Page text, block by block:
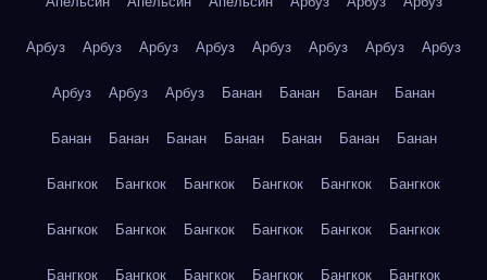
Арбуз Арбуз Арбуз Арбуз Арбуз Арбуз Арбуз Арбуз
Арбуз Арбуз Арбуз Банан Банан Банан Банан
Банан Банан Банан Банан Банан Банан Банан
Бангкок Бангкок Бангкок Бангкок Бангкок Бангкок
Бангкок Бангкок Бангкок Бангкок Бангкок Бангкок
Бангкок Бангкок Бангкок Бангкок Бангкок Бангкок